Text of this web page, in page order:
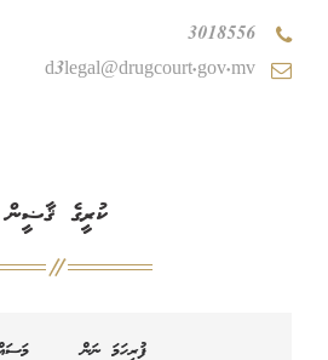
3018556
d3legal@drugcourt.gov.mv
ކުރީގެ ޤާޟީން
ފުރިހަމަ ނަން